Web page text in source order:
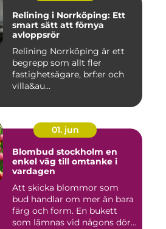
Relining i Norrköping: Ett
smart sätt att förnya
avloppsrör
Relining Norrköping är ett
begrepp som allt fler
fastighetsägare, brf:er och
villa&au...
01. jun
Blombud stockholm en
enkel väg till omtanke i
vardagen
Att skicka blommor som
bud handlar om mer än bara
färg och form. En bukett
som lämnas vid någons dör...